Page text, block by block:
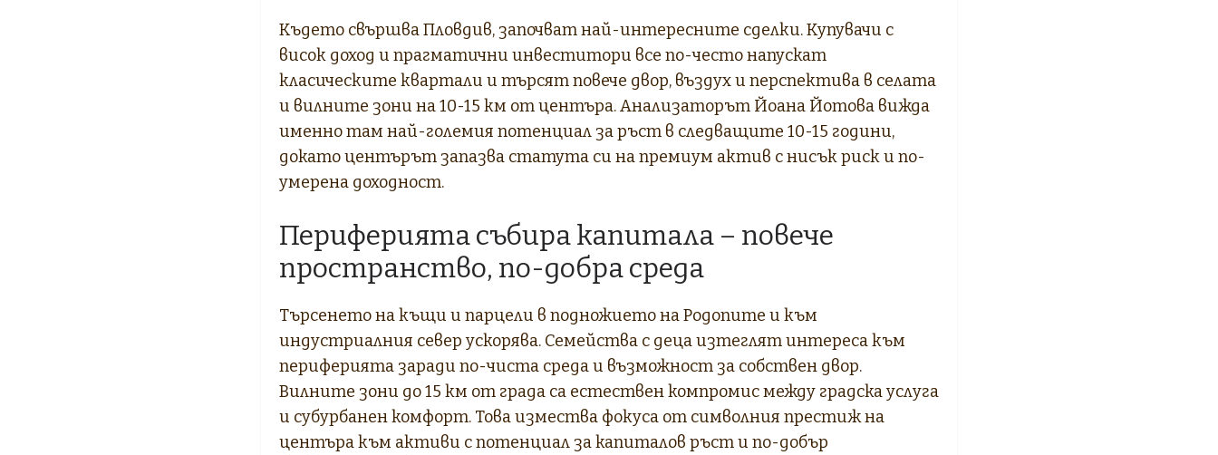
Където свършва Пловдив, започват най-интересните сделки. Купувачи с
висок доход и прагматични инвеститори все по-често напускат
класическите квартали и търсят повече двор, въздух и перспектива в селата
и вилните зони на 10-15 км от центъра. Анализаторът Йоана Йотова вижда
именно там най-големия потенциал за ръст в следващите 10-15 години,
докато центърът запазва статута си на премиум актив с нисък риск и по-
умерена доходност.
Периферията събира капитала – повече
пространство, по-добра среда
Търсенето на къщи и парцели в подножието на Родопите и към
индустриалния север ускорява. Семейства с деца изтеглят интереса към
периферията заради по-чиста среда и възможност за собствен двор.
Вилните зони до 15 км от града са естествен компромис между градска услуга
и субурбанен комфорт. Това измества фокуса от символния престиж на
центъра към активи с потенциал за капиталов ръст и по-добър